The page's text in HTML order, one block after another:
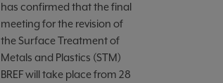
has confirmed that the final
meeting for the revision of
the Surface Treatment of
Metals and Plastics (STM)
BREF will take place from 28